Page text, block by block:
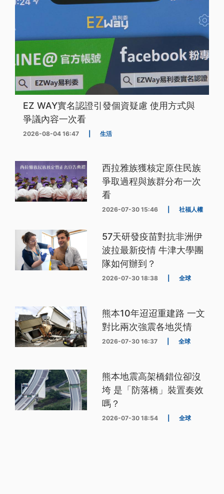
EZ WAY實名認證引發個資疑慮 使用方式與
爭議內容一次看
2026-08-04 16:47 生活
西拉雅族獲核定原住民族
爭取過程與族群分布一次
看
2026-07-30 15:46 社福人權
57天研發疫苗對抗非洲伊
波拉最新疫情 牛津大學團
隊如何辦到？
2026-07-30 18:38 全球
熊本10年迢迢重建路 一文
對比兩次強震各地災情
2026-07-30 16:37 全球
熊本地震高架橋錯位卻沒
垮 是「防落橋」裝置奏效
嗎？
2026-07-30 18:54 全球